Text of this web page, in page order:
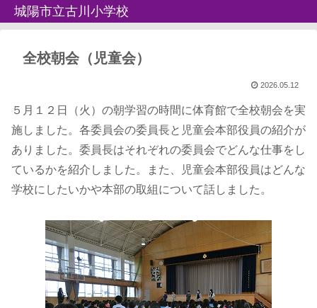
城陽市立古川小学校
全校朝会（児童会）
2026.05.12
５月１２日（火）の朝学習の時間に体育館で全校朝会を実
施しました。各委員会の委員長と児童会本部役員の紹介が
ありました。委員長はそれぞれの委員会でどんな仕事をし
ているかを紹介しました。また、児童会本部役員はどんな
学校にしたいかや本部の取組について話しました。